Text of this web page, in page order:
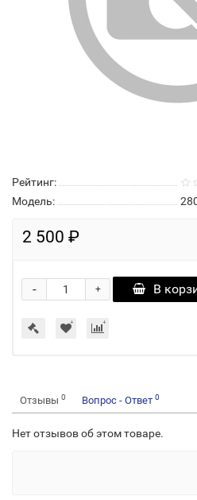
Рейтинг:
Модель:
2 500 ₽
+
- В
Отзывы 0 Вопрос - Ответ 0
Нет отзывов об этом товаре.